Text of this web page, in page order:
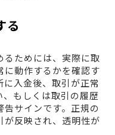
る
るためには、実際に取
に動作するかを確認す
入金後、取引が正常
もしくは取引の履歴
サインです。正規の
が反映され、透明性が